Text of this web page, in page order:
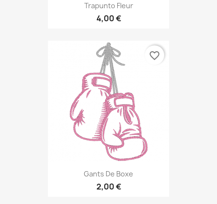
Trapunto Fleur
4,00 €
Gants De Boxe
2,00 €
favorite_border